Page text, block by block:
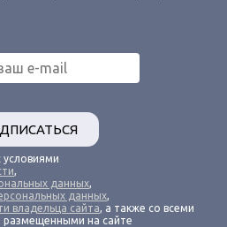
условиями
,
данных,
данных,
владельца сайта, а также со всеми
на сайте